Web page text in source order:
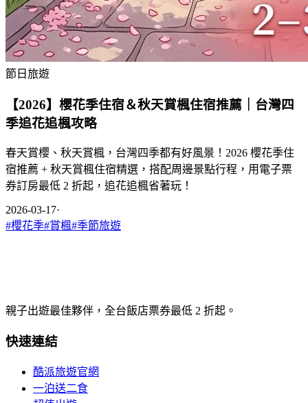
節日旅遊
【2026】櫻花季住宿＆秋天賞楓住宿推薦｜台灣四
季追花追楓攻略
春天賞櫻、秋天賞楓，台灣四季都有好風景！2026 櫻花季住
宿推薦 + 秋天賞楓住宿精選，搭配周邊景點行程，用電子票
券訂房最低 2 折起，追花追楓省著玩！
2026-03-17·
#櫻花季#賞楓#季節旅遊
親子出遊最佳夥伴，全台飯店票券最低 2 折起。
快速連結
酷派旅遊官網
一泊送二食